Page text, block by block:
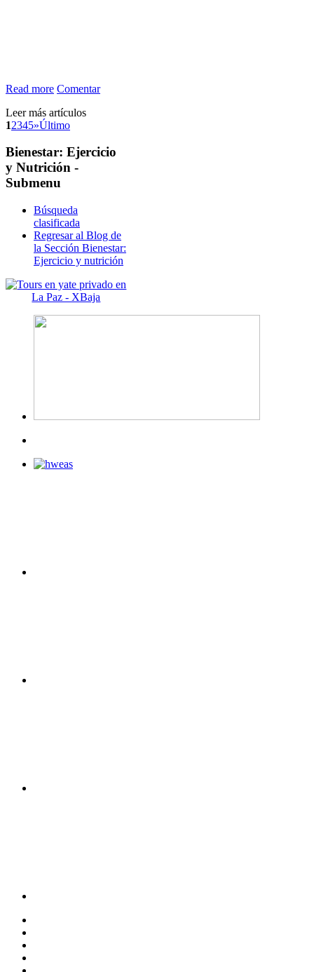
Read more Comentar
Leer más artículos
12345»Último
Bienestar: Ejercicio
y Nutrición -
Submenu
Búsqueda
clasificada
Regresar al Blog de
la Sección Bienestar:
Ejercicio y nutrición